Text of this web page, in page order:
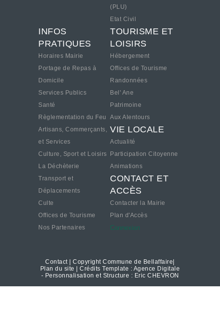
(PLU)
Etat Civil
INFOS
PRATIQUES
Horaires Mairie
Portage de Repas à
Domicile
Services Publics
Santé
Règlementation du Feu
Artisans, Commerçants,
et Services
Culture, Sport et Loisirs
La Déchèterie
Transport et
Déplacements
Culte
Offices de Tourisme
Nos Partenaires
TOURISME ET
LOISIRS
Hébergement
Offices de Tourisme
Randonnées
Bel' Ane
Patrimoine
Aux Alentours
VIE LOCALE
Actualité
Participation Citoyenne
Animations
CONTACT ET
ACCÈS
Contacter la Mairie
Plan d'Accès
Connexion
Contact| Copyright Commune de Bellaffaire|
Plan du site
| Crédits Template : Agence Digitale
- Personnalisation et Structure : Eric CHEVRON